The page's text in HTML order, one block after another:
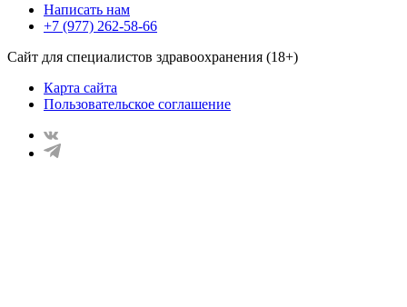
Написать нам
+7 (977) 262-58-66
Сайт для специалистов здравоохранения (18+)
Карта сайта
Пользовательское соглашение